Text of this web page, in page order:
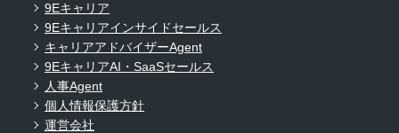
9Eキャリア
9Eキャリアインサイドセールス
キャリアアドバイザーAgent
9EキャリアAI・SaaSセールス
人事Agent
個人情報保護方針
運営会社